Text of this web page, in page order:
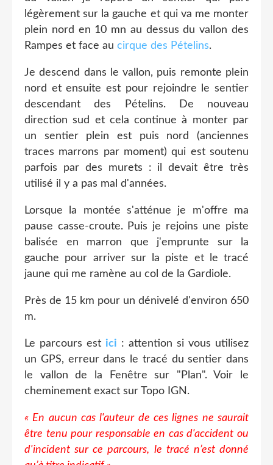
légèrement sur la gauche et qui va me monter
plein nord en 10 mn au dessus du vallon des
Rampes et face au cirque des Pételins.
Je descend dans le vallon, puis remonte plein
nord et ensuite est pour rejoindre le sentier
descendant des Pételins. De nouveau
direction sud et cela continue à monter par
un sentier plein est puis nord (anciennes
traces marrons par moment) qui est soutenu
parfois par des murets : il devait être très
utilisé il y a pas mal d'années.
Lorsque la montée s'atténue je m'offre ma
pause casse-croute. Puis je rejoins une piste
balisée en marron que j'emprunte sur la
gauche pour arriver sur la piste et le tracé
jaune qui me ramène au col de la Gardiole.
Près de 15 km pour un dénivelé d'environ 650
m.
Le parcours est ici : attention si vous utilisez
un GPS, erreur dans le tracé du sentier dans
le vallon de la Fenêtre sur "Plan". Voir le
cheminement exact sur Topo IGN.
« En aucun cas l'auteur de ces lignes ne saurait
être tenu pour responsable en cas d'accident ou
d'incident sur ce parcours, le tracé n’est donné